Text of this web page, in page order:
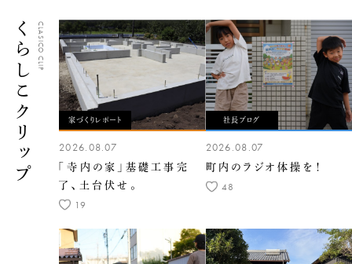
くらしこクリップCLASICO CLIP
家づくりレポート
2026.08.07
「寺内の家」基礎工事完
了、土台伏せ。
19
社長ブログ
2026.08.07
町内のラジオ体操を！
48